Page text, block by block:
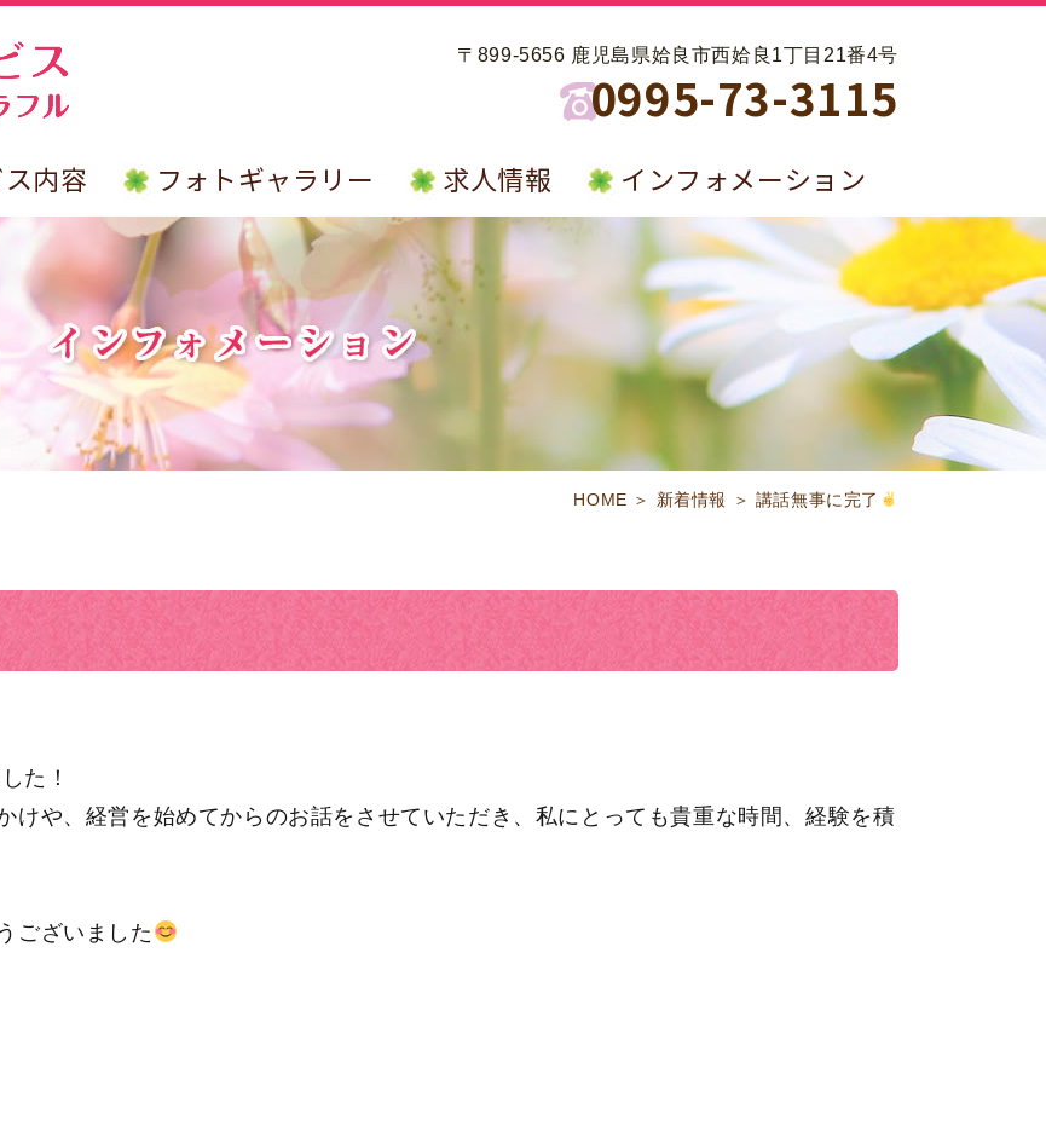
〒899-5656 鹿児島県姶良市西姶良1丁目21番4号
0995-73-3115
内容 フォトギャラリー 求人情報 インフォメーション
HOME ＞ 新着情報 ＞ 講話無事に完了
た！
けや、経営を始めてからのお話をさせていただき、私にとっても貴重な時間、経験を積
ございました